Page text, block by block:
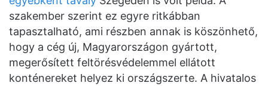
szakember szerint ez egyre ritkábban
tapasztalható, ami részben annak is köszönhető,
hogy a cég új, Magyarországon gyártott,
megerősített feltörésvédelemmel ellátott
konténereket helyez ki országszerte. A hivatalos